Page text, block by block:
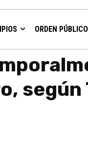
ORDEN PÚBLICO
según